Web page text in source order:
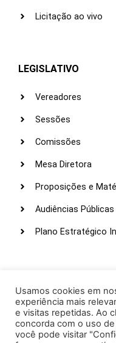
Licitação ao vivo
LEGISLATIVO
Vereadores
Sessões
Comissões
Mesa Diretora
Proposições e
Audiências Públicas
Plano Estratégico
Webmail
Intranet
Administração
Usamos cookies em
experiência mais
e visitas repetidas. Ao
concorda com o uso
você pode visitar